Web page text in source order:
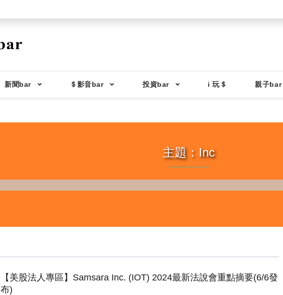
新聞bar ＄影音bar 投資bar i 玩＄ 親子bar
主題：Inc
【美股法人專區】Samsara Inc. (IOT) 2024最新法說會重點摘要(6/6發
布)